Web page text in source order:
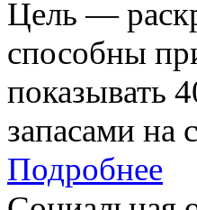
Цель —
способны
показывать
запасами на
Подробнее